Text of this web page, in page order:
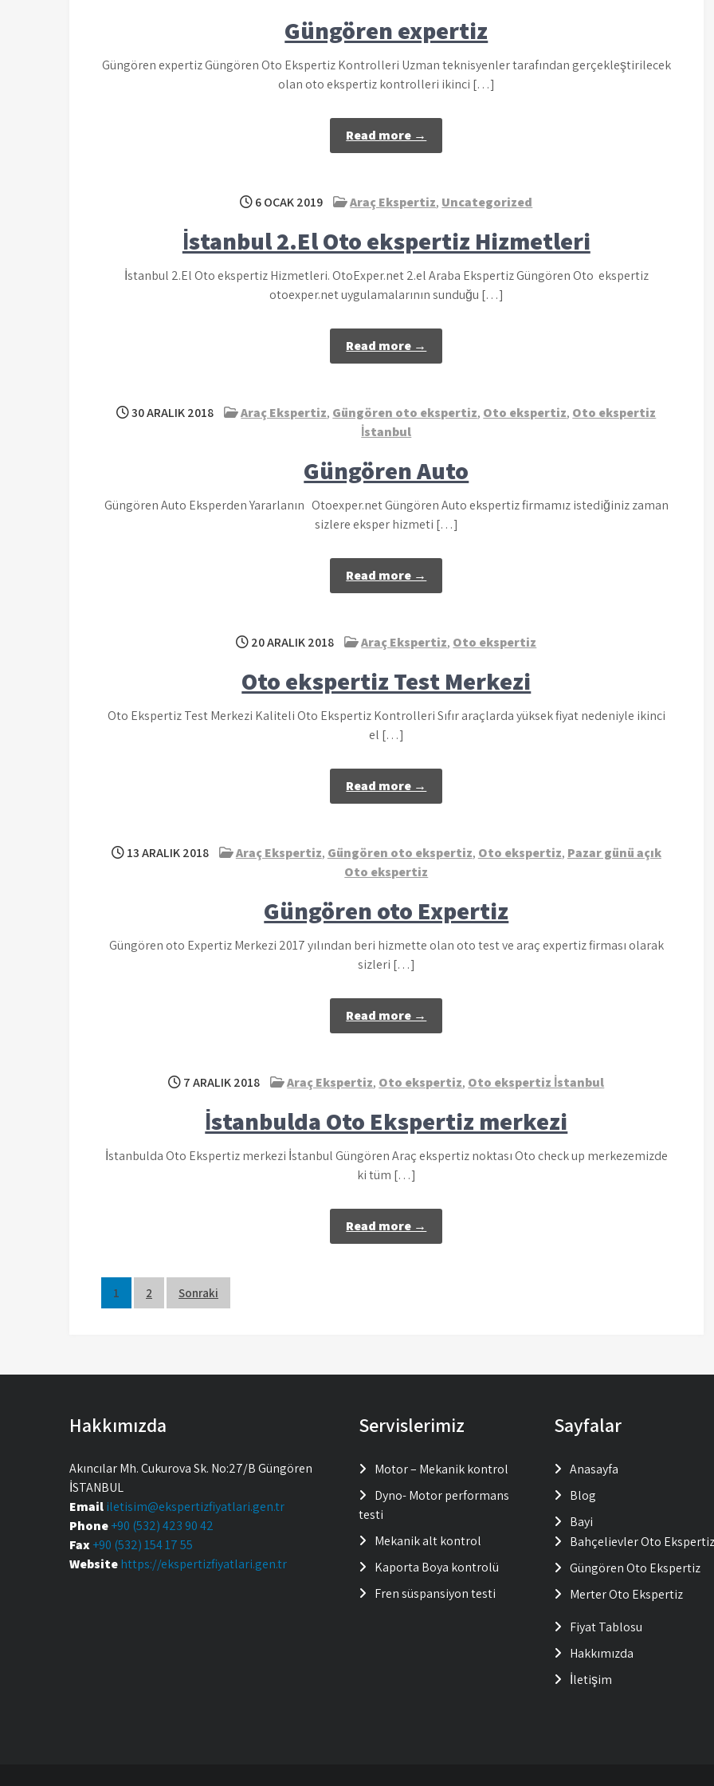
Güngören expertiz
Güngören expertiz Güngören Oto Ekspertiz Kontrolleri Uzman teknisyenler tarafından gerçekleştirilecek
olan oto ekspertiz kontrolleri ikinci […]
Read more →
6 OCAK 2019 Araç Ekspertiz, Uncategorized
İstanbul 2.El Oto ekspertiz Hizmetleri
İstanbul 2.El Oto ekspertiz Hizmetleri. OtoExper.net 2.el Araba Ekspertiz Güngören Oto ekspertiz
otoexper.net uygulamalarının sunduğu […]
Read more →
30 ARALIK 2018 Araç Ekspertiz, Güngören oto ekspertiz, Oto ekspertiz, Oto ekspertiz
İstanbul
Güngören Auto
Güngören Auto Eksperden Yararlanın Otoexper.net Güngören Auto ekspertiz firmamız istediğiniz zaman
sizlere eksper hizmeti […]
Read more →
20 ARALIK 2018 Araç Ekspertiz, Oto ekspertiz
Oto ekspertiz Test Merkezi
Oto Ekspertiz Test Merkezi Kaliteli Oto Ekspertiz Kontrolleri Sıfır araçlarda yüksek fiyat nedeniyle ikinci
el […]
Read more →
13 ARALIK 2018 Araç Ekspertiz, Güngören oto ekspertiz, Oto ekspertiz, Pazar günü açık
Oto ekspertiz
Güngören oto Expertiz
Güngören oto Expertiz Merkezi 2017 yılından beri hizmette olan oto test ve araç expertiz firması olarak
sizleri […]
Read more →
7 ARALIK 2018 Araç Ekspertiz, Oto ekspertiz, Oto ekspertiz İstanbul
İstanbulda Oto Ekspertiz merkezi
İstanbulda Oto Ekspertiz merkezi İstanbul Güngören Araç ekspertiz noktası Oto check up merkezemizde
ki tüm […]
Read more →
Yazı
1 2 Sonraki
Hakkımızda
Akıncılar Mh. Çukurova Sk. No:27/B Güngören
İSTANBUL
Emaililetisim@ekspertizfiyatlari.gen.tr
Phone+90 (532) 423 90 42
Fax+90 (532) 154 17 55
Websitehttps://ekspertizfiyatlari.gen.tr
Servislerimiz
Motor – Mekanik kontrol
Dyno- Motor performans
testi
Mekanik alt kontrol
Kaporta Boya kontrolü
Fren süspansiyon testi
Sayfalar
Anasayfa
Blog
Bayi
Bahçelievler Oto Ekspertiz
Güngören Oto Ekspertiz
Merter Oto Ekspertiz
Fiyat Tablosu
Hakkımızda
İletişim